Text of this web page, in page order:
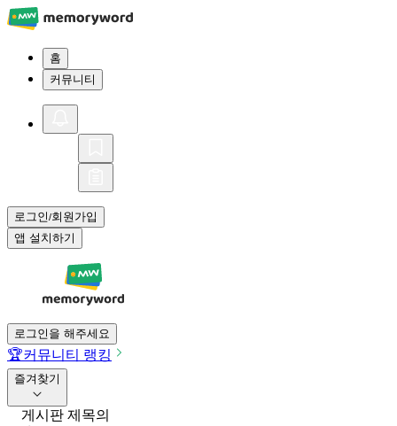
홈
커뮤니티
로그인/회원가입
앱 설치하기
로그인을 해주세요
🏆커뮤니티 랭킹
즐겨찾기
게시판 제목의